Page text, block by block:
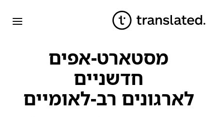
מסטארט-אפים
חדשניים
לארגונים רב-לאומיים